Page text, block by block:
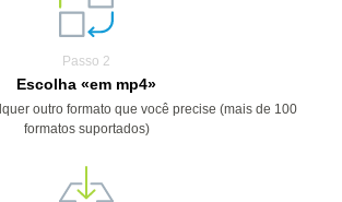
Passo 2
Escolha «em mp4»
outro formato que você precise (mais de 100
formatos suportados)